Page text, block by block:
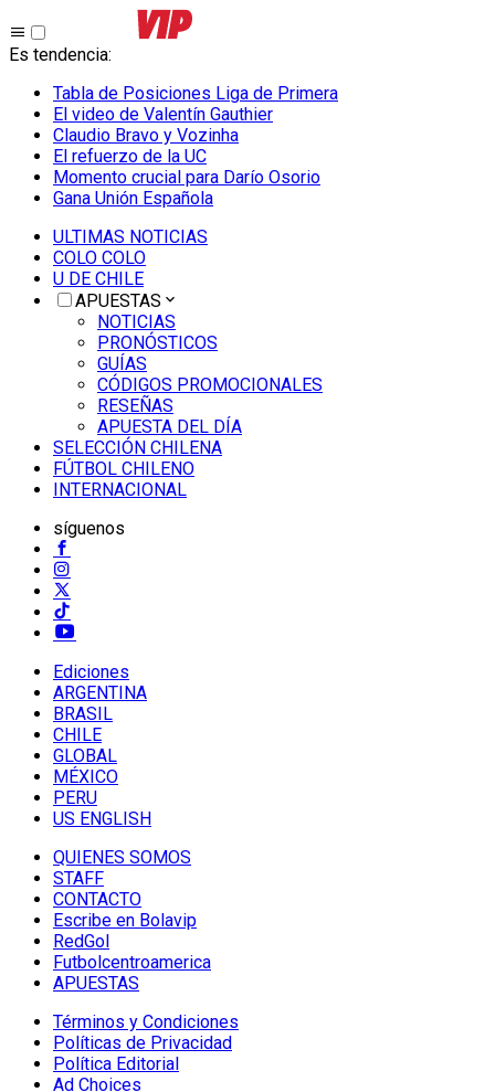
Es tendencia:
Tabla de Posiciones Liga de Primera
El video de Valentín Gauthier
Claudio Bravo y Vozinha
El refuerzo de la UC
Momento crucial para Darío Osorio
Gana Unión Española
ULTIMAS NOTICIAS
COLO COLO
U DE CHILE
APUESTAS
NOTICIAS
PRONÓSTICOS
GUÍAS
CÓDIGOS PROMOCIONALES
RESEÑAS
APUESTA DEL DÍA
SELECCIÓN CHILENA
FÚTBOL CHILENO
INTERNACIONAL
síguenos
Ediciones
ARGENTINA
BRASIL
CHILE
GLOBAL
MÉXICO
PERU
US ENGLISH
QUIENES SOMOS
STAFF
CONTACTO
Escribe en Bolavip
RedGol
Futbolcentroamerica
APUESTAS
Términos y Condiciones
Políticas de Privacidad
Política Editorial
Ad Choices